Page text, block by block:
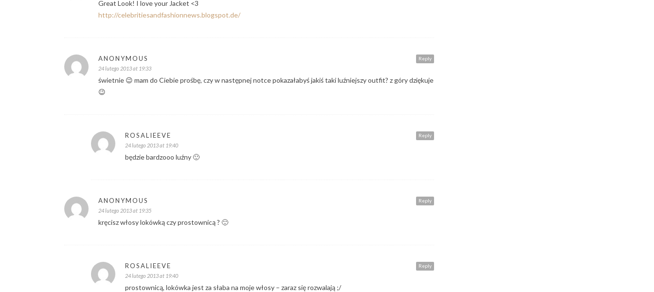
Great Look! I love your Jacket <3
http://celebritiesandfashionnews.blogspot.de/
Reply
ANONYMOUS
24 lutego 2013 at 19:33
świetnie 😉 mam do Ciebie prośbę, czy w następnej notce pokazałabyś jakiś taki luźniejszy outfit? z góry dziękuje
😉
Reply
ROSALIEEVE
24 lutego 2013 at 19:40
będzie bardzooo luźny 🙂
Reply
ANONYMOUS
24 lutego 2013 at 19:35
kręcisz włosy lokówką czy prostownicą ? 🙂
Reply
ROSALIEEVE
24 lutego 2013 at 19:40
prostownicą, lokówka jest za słaba na moje włosy – zaraz się rozwalają ;/